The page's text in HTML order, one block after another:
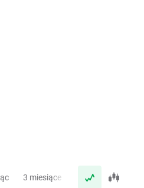
3 miesiące rok